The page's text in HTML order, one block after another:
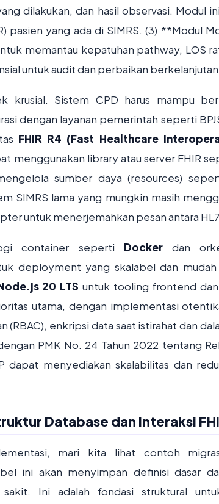
dilakukan, dan hasil observasi. Modul
pasien yang ada di SIMRS. (3) **Modul
memantau kepatuhan pathway, LOS
untuk audit dan perbaikan
krusial. Sistem CPD harus mampu
dengan layanan pemerintah seperti
FHIR R4 (Fast Healthcare
menggunakan library atau server FHIR
sumber daya (resources)
SIMRS lama yang mungkin masih
untuk menerjemahkan pesan antara HL7
container seperti Dockerdan
deployment yang skalabel dan
20 LTS untuk tooling frontend dan
utama, dengan implementasi
(RBAC), enkripsi data saat istirahat dan
PMK No. 24 Tahun 2022 tentang
dapat menyediakan skalabilitas dan
Database dan Interaksi
mari kita lihat contoh
ini akan menyimpan definisi dasar
Ini adalah fondasi struktural